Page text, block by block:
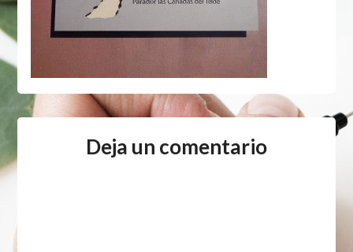
Deja un comentario